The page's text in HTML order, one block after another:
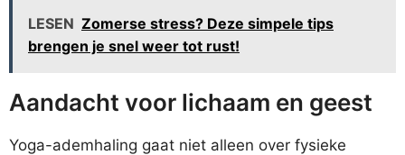
LESEN Zomerse stress? Deze simpele tips
brengen je snel weer tot rust!
Aandacht voor lichaam en geest
Yoga-ademhaling gaat niet alleen over fysieke